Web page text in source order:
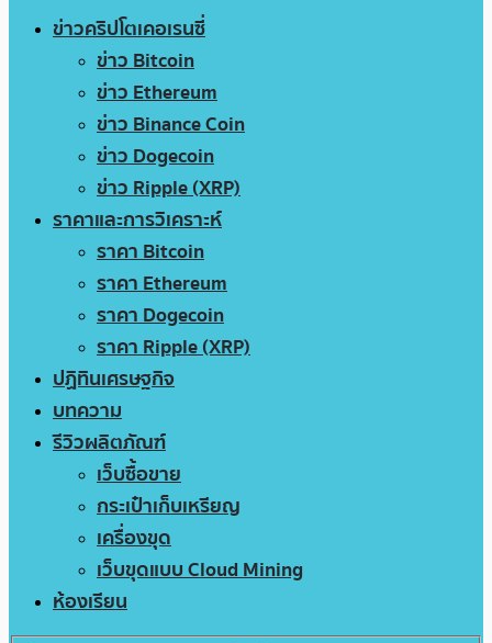
ข่าวคริปโตเคอเรนซี่
ข่าว Bitcoin
ข่าว Ethereum
ข่าว Binance Coin
ข่าว Dogecoin
ข่าว Ripple (XRP)
ราคาและการวิเคราะห์
ราคา Bitcoin
ราคา Ethereum
ราคา Dogecoin
ราคา Ripple (XRP)
ปฏิทินเศรษฐกิจ
บทความ
รีวิวผลิตภัณฑ์
เว็บซื้อขาย
กระเป๋าเก็บเหรียญ
เครื่องขุด
เว็บขุดแบบ Cloud Mining
ห้องเรียน